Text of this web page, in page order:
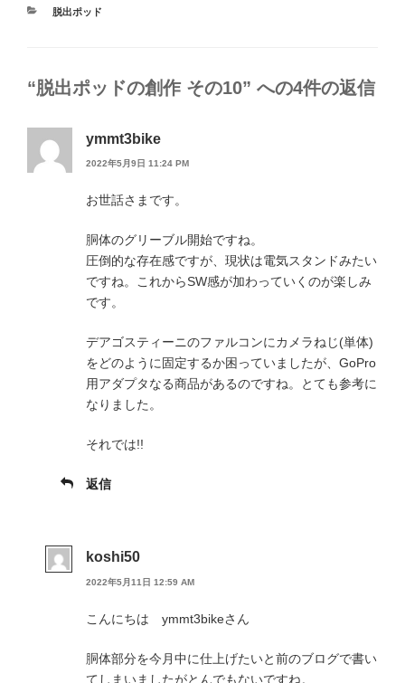
カ
脱出ポッド
“脱出ポッドの創作 その10” への4件の返信
ymmt3bike
2022年5月9日 11:24 PM
お世話さまです。
胴体のグリーブル開始ですね。
圧倒的な存在感ですが、現状は電気スタンドみたい
ですね。これからSW感が加わっていくのが楽しみ
です。
デアゴスティーニのファルコンにカメラねじ(単体)
をどのように固定するか困っていましたが、GoPro
用アダプタなる商品があるのですね。とても参考に
なりました。
それでは!!
返信
koshi50
2022年5月11日 12:59 AM
こんにちは ymmt3bikeさん
胴体部分を今月中に仕上げたいと前のブログで書い
てしまいましたがとんでもないですね。